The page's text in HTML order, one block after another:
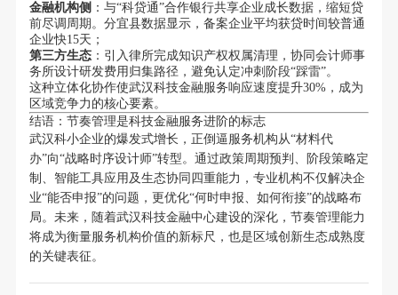
金融机构侧 ：与“科贷通”合作银行共享企业成长数据，缩短贷
前尽调周期。分宜县数据显示，备案企业平均获贷时间较普通
企业快15天；
第三方生态：引入律所完成知识产权权属清理，协同会计师事
务所设计研发费用归集路径，避免认定冲刺阶段“踩雷”。
这种立体化协作使武汉科技金融服务响应速度提升30%，成为
区域竞争力的核心要素。
结语：节奏管理是科技金融服务进阶的标志
武汉科小企业的爆发式增长，正倒逼服务机构从“材料代
办”向“战略时序设计师”转型。通过政策周期预判、阶段策略定
制、智能工具应用及生态协同四重能力，专业机构不仅解决企
业“能否申报”的问题，更优化“何时申报、如何衔接”的战略布
局。未来，随着武汉科技金融中心建设的深化，节奏管理能力
将成为衡量服务机构价值的新标尺，也是区域创新生态成熟度
的关键表征。